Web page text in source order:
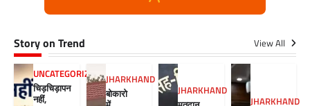
Story on Trend View All
UNCATEGORIZED
चिड़चिड़ापन
नहीं,
JHARKHAND
बोकारो
JHARKHAND
JHARKHAND